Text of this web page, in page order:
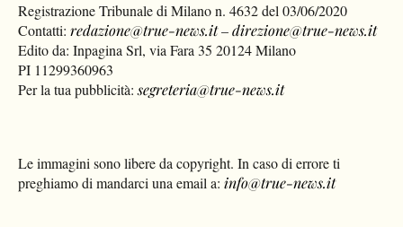
Registrazione Tribunale di Milano n. 4632 del 03/06/2020
Contatti:redazione@true-news.it–direzione@true-news.it
Edito da: Inpagina Srl, via Fara 35 20124 Milano
PI 11299360963
Per la tua pubblicità:segreteria@true-news.it
Le immagini sono libere da copyright. In caso di errore ti
preghiamo di mandarci una email a: info@true-news.it